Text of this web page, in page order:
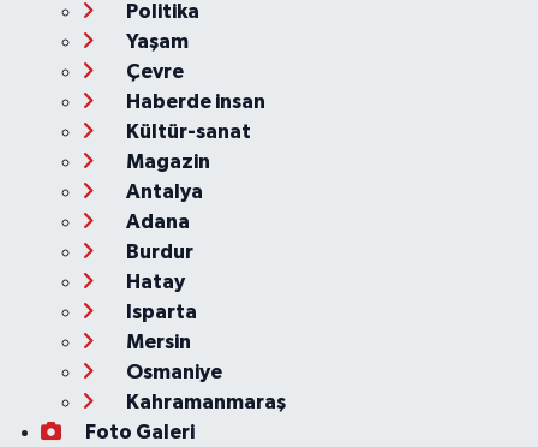
Politika
Yaşam
Çevre
Haberde insan
Kültür-sanat
Magazin
Antalya
Adana
Burdur
Hatay
Isparta
Mersin
Osmaniye
Kahramanmaraş
Foto Galeri